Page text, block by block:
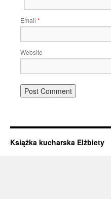
Email *
Website
Książka kucharska Elżbiety